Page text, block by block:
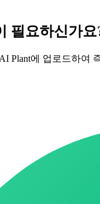
필요하신가요
Plant에 업로드하여